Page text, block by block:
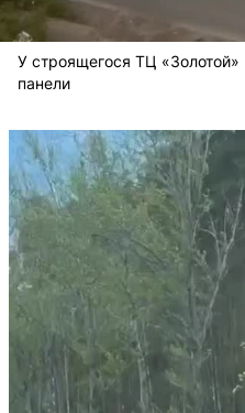
У строящегося ТЦ
панели